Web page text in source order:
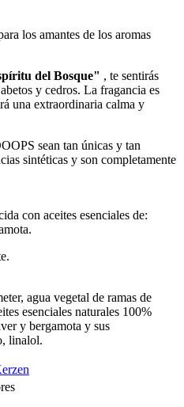
los amantes de los aromas
del Bosque" , te sentirás
y cedros. La fragancia es
una extraordinaria calma y
sean tan únicas y tan
sintéticas y son completamente
con aceites esenciales de:
agua vegetal de ramas de
esenciales naturales 100%
y bergamota y sus
linalol.